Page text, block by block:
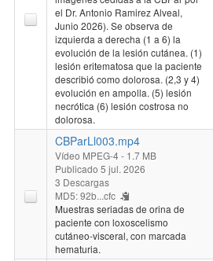
el Dr. Antonio Ramirez Alveal,
Junio 2026). Se observa de
izquierda a derecha (1 a 6) la
evolución de la lesión cutánea. (1)
lesión eritematosa que la paciente
describió como dolorosa. (2,3 y 4)
evolución en ampolla. (5) lesión
necrótica (6) lesión costrosa no
dolorosa.
CBParLl003.mp4
Vídeo MPEG-4 - 1.7 MB
Publicado 5 jul. 2026
3 Descargas
MD5: 92b...cfc
Muestras seriadas de orina de
paciente con loxoscelismo
cutáneo-visceral, con marcada
hematuria.